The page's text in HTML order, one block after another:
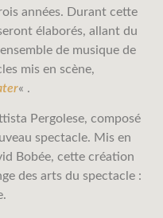
années. Durant cette
élaborés, allant du
de musique de
mis en scène,
« .
Pergolese, composé
spectacle. Mis en
Bobée, cette création
des arts du spectacle :